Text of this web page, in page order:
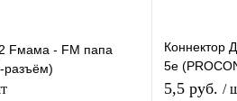
Fмама - FM папа
разъём)
Коннектор
5e
5,5 руб. /